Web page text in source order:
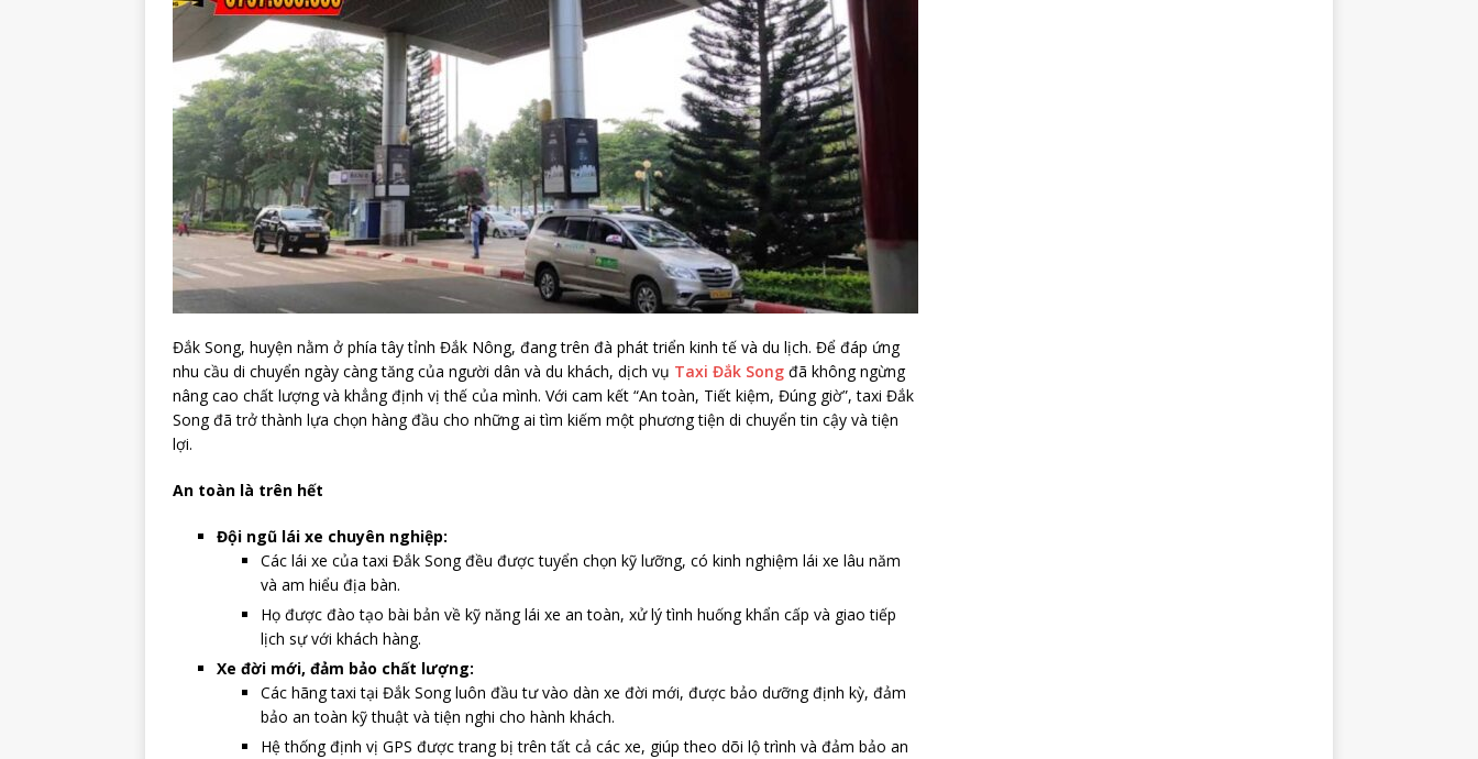
Đắk Song, huyện nằm ở phía tây tỉnh Đắk Nông, đang trên đà phát triển kinh tế và du lịch. Để đáp ứng
nhu cầu di chuyển ngày càng tăng của người dân và du khách, dịch vụ Taxi Đắk Song đã không ngừng
nâng cao chất lượng và khẳng định vị thế của mình. Với cam kết “An toàn, Tiết kiệm, Đúng giờ”, taxi Đắk
Song đã trở thành lựa chọn hàng đầu cho những ai tìm kiếm một phương tiện di chuyển tin cậy và tiện
lợi.
An toàn là trên hết
Đội ngũ lái xe chuyên nghiệp:
Các lái xe của taxi Đắk Song đều được tuyển chọn kỹ lưỡng, có kinh nghiệm lái xe lâu năm
và am hiểu địa bàn.
Họ được đào tạo bài bản về kỹ năng lái xe an toàn, xử lý tình huống khẩn cấp và giao tiếp
lịch sự với khách hàng.
Xe đời mới, đảm bảo chất lượng:
Các hãng taxi tại Đắk Song luôn đầu tư vào dàn xe đời mới, được bảo dưỡng định kỳ, đảm
bảo an toàn kỹ thuật và tiện nghi cho hành khách.
Hệ thống định vị GPS được trang bị trên tất cả các xe, giúp theo dõi lộ trình và đảm bảo an